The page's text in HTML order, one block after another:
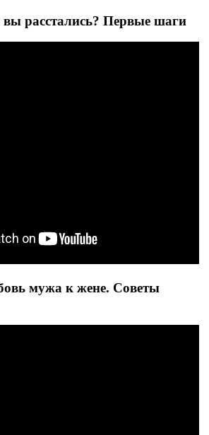
вы расстались? Первые шаги
мужа к жене. Советы